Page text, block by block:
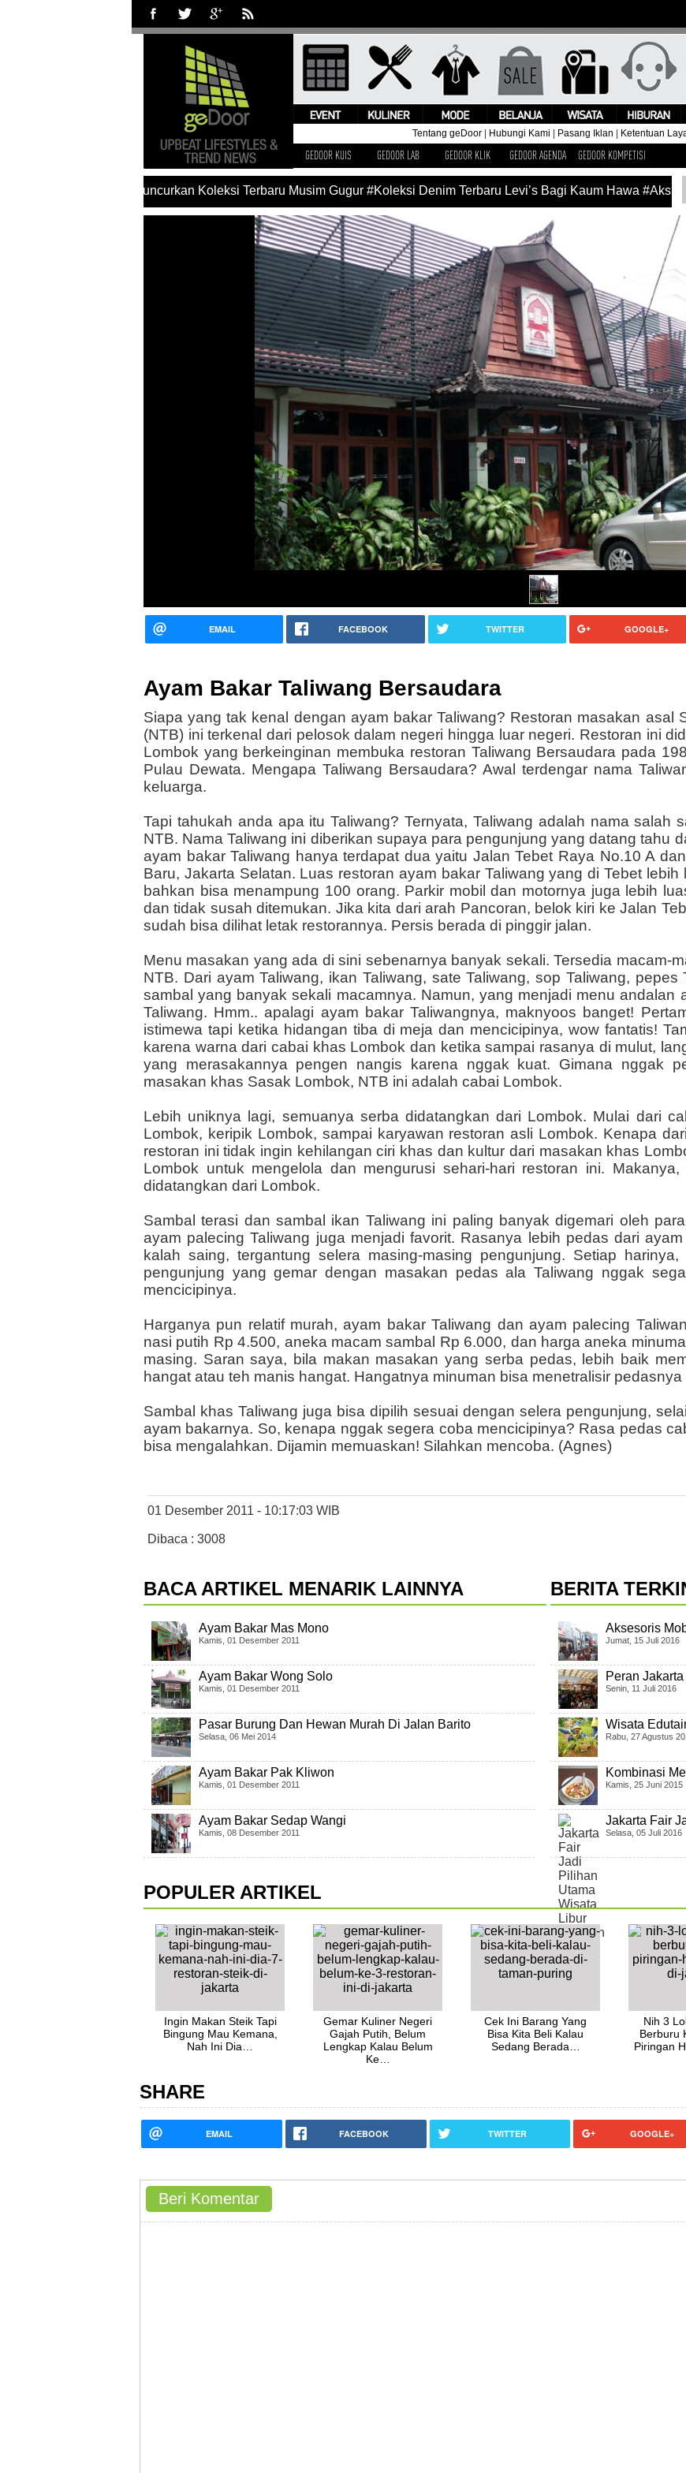
Tentang geDoor Hubungi Kami Pasang Iklan Ketentuan
GEDOOR KUIS GEDOOR LAB GEDOOR KLIK GEDOOR AGENDA GEDOOR KOMPETISI
#Charles & Keith Luncurkan Koleksi Terbaru Musim Gugur #Koleksi Denim Terbaru Levi’s Bagi Kaum Hawa #Aksi
EMAIL FACEBOOK TWITTER GOOGLE+
Ayam Bakar Taliwang Bersaudara
Siapa yang tak kenal dengan ayam bakar Taliwang? Restoran masakan asal
(NTB) ini terkenal dari pelosok dalam negeri hingga luar negeri. Restoran ini
Lombok yang berkeinginan membuka restoran Taliwang Bersaudara pada
Pulau Dewata. Mengapa Taliwang Bersaudara? Awal terdengar nama
keluarga.
Tapi tahukah anda apa itu Taliwang? Ternyata, Taliwang adalah nama salah
NTB. Nama Taliwang ini diberikan supaya para pengunjung yang datang tahu
ayam bakar Taliwang hanya terdapat dua yaitu Jalan Tebet Raya No.10 A
Baru, Jakarta Selatan. Luas restoran ayam bakar Taliwang yang di Tebet
bahkan bisa menampung 100 orang. Parkir mobil dan motornya juga lebih
dan tidak susah ditemukan. Jika kita dari arah Pancoran, belok kiri ke Jalan
sudah bisa dilihat letak restorannya. Persis berada di pinggir jalan.
Menu masakan yang ada di sini sebenarnya banyak sekali. Tersedia macam-
NTB. Dari ayam Taliwang, ikan Taliwang, sate Taliwang, sop Taliwang,
sambal yang banyak sekali macamnya. Namun, yang menjadi menu andalan
Taliwang. Hmm.. apalagi ayam bakar Taliwangnya, maknyoos banget!
istimewa tapi ketika hidangan tiba di meja dan mencicipinya, wow fantatis!
karena warna dari cabai khas Lombok dan ketika sampai rasanya di mulut,
yang merasakannya pengen nangis karena nggak kuat. Gimana nggak
masakan khas Sasak Lombok, NTB ini adalah cabai Lombok.
Lebih uniknya lagi, semuanya serba didatangkan dari Lombok. Mulai dari
Lombok, keripik Lombok, sampai karyawan restoran asli Lombok. Kenapa
restoran ini tidak ingin kehilangan ciri khas dan kultur dari masakan khas
Lombok untuk mengelola dan mengurusi sehari-hari restoran ini.
didatangkan dari Lombok.
Sambal terasi dan sambal ikan Taliwang ini paling banyak digemari oleh
ayam palecing Taliwang juga menjadi favorit. Rasanya lebih pedas dari
kalah saing, tergantung selera masing-masing pengunjung. Setiap
pengunjung yang gemar dengan masakan pedas ala Taliwang nggak
mencicipinya.
Harganya pun relatif murah, ayam bakar Taliwang dan ayam palecing
nasi putih Rp 4.500, aneka macam sambal Rp 6.000, dan harga aneka
masing. Saran saya, bila makan masakan yang serba pedas, lebih baik
hangat atau teh manis hangat. Hangatnya minuman bisa menetralisir
Sambal khas Taliwang juga bisa dipilih sesuai dengan selera pengunjung,
ayam bakarnya. So, kenapa nggak segera coba mencicipinya? Rasa pedas
bisa mengalahkan. Dijamin memuaskan! Silahkan mencoba. (Agnes)
01 Desember 2011 - 10:17:03 WIB
Dibaca : 3008
BACA ARTIKEL MENARIK LAINNYA
Ayam Bakar Mas Mono
Kamis, 01 Desember 2011
Ayam Bakar Wong Solo
Kamis, 01 Desember 2011
Pasar Burung Dan Hewan Murah Di Jalan Barito
Selasa, 06 Mei 2014
Ayam Bakar Pak Kliwon
Kamis, 01 Desember 2011
Ayam Bakar Sedap Wangi
Kamis, 08 Desember 2011
BERITA
Aksesoris
Jumat, 15 Juli 2016
Peran
Senin, 11 Juli 2016
Wisata
Rabu, 27 Agustus
Kombinasi
Kamis, 25 Juni 2015
Jakarta Fair
Selasa, 05 Juli 2016
POPULER ARTIKEL
Ingin Makan Steik Tapi
Bingung Mau Kemana,
Nah Ini Dia…
Gemar Kuliner Negeri
Gajah Putih, Belum
Lengkap Kalau Belum
Ke…
Cek Ini Barang Yang
Bisa Kita Beli Kalau
Sedang Berada…
Nih 3
Berburu
Piringan
SHARE
EMAIL FACEBOOK TWITTER GOOGLE+
Beri Komentar